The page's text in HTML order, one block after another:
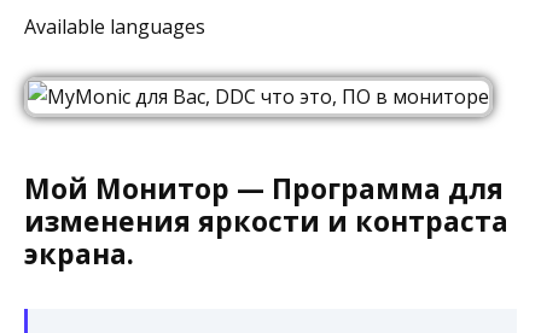
Available languages
Мой Монитор — Программа для
изменения яркости и контраста
экрана.